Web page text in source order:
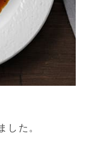
した。